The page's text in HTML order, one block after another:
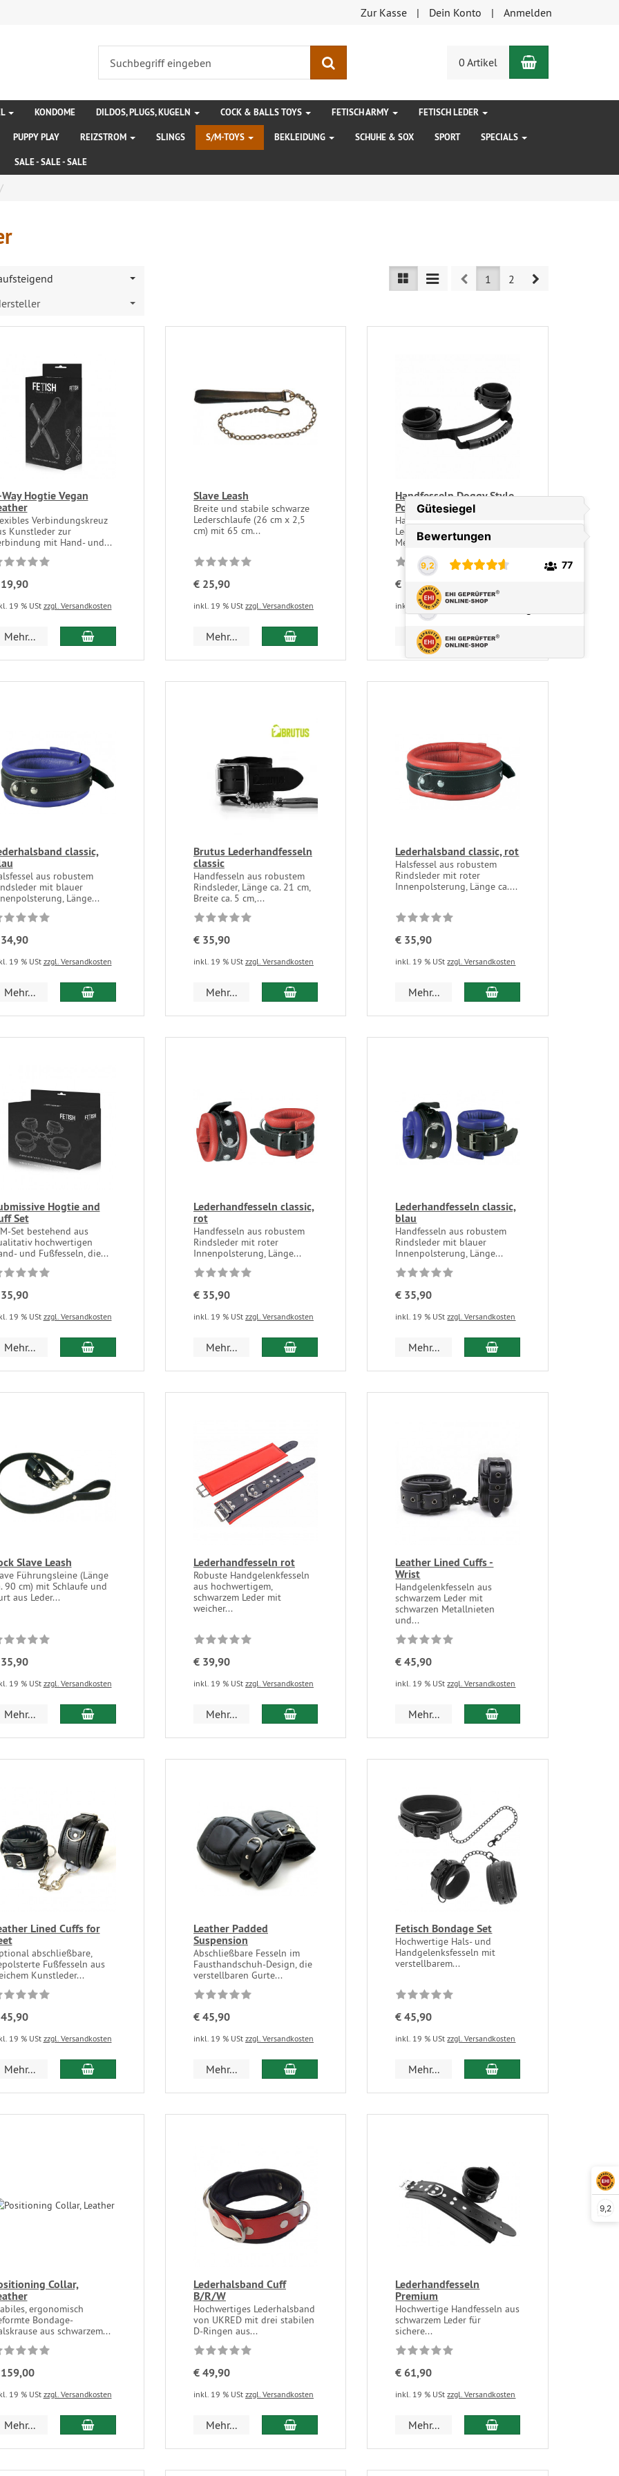
9,2
Zur Kasse Dein Konto Anmelden
0 Artikel Warenkorb
KONDOME DILDOS, PLUGS, KUGELN COCK & BALLS TOYS FETISCH ARMY FETISCH LEDER
PUPPY PLAY REIZSTROM SLINGS S/M-TOYS BEKLEIDUNG SCHUHE & SOX SPORT SPECIALS
SALE - SALE - SALE
Prev1 2 Next
Hogtie Vegan
Verbindungskreuz
Kunstleder zur
mit Hand- und...
19 % USt zzgl. Versandkosten
Mehr...
Slave Leash
Breite und stabile schwarze
Lederschlaufe (26 cm x 2,5
cm) mit 65 cm...
€ 25,90
inkl. 19 % USt zzgl. Versandkosten
Mehr...
Handfesseln Doggy Style
Position Strap
Handfesseln aus veganem
Leder und nickelfreiem
Metall, doppellagig,...
€ 29,90
inkl. 19 % UStzzgl. Versandkosten
Mehr...
classic,
aus robustem
mit blauer
Länge...
19 % USt zzgl. Versandkosten
Mehr...
Brutus Lederhandfesseln
classic
Handfesseln aus robustem
Rindsleder, Länge ca. 21 cm,
Breite ca. 5 cm,...
€ 35,90
inkl. 19 % USt zzgl. Versandkosten
Mehr...
Lederhalsband classic, rot
Halsfessel aus robustem
Rindsleder mit roter
Innenpolsterung, Länge ca....
€ 35,90
inkl. 19 % UStzzgl. Versandkosten
Mehr...
Hogtie and
Set
Set bestehend aus
hochwertigen
und Fußfesseln, die...
19 % USt zzgl. Versandkosten
Mehr...
Lederhandfesseln classic,
rot
Handfesseln aus robustem
Rindsleder mit roter
Innenpolsterung, Länge...
€ 35,90
inkl. 19 % USt zzgl. Versandkosten
Mehr...
Lederhandfesseln classic,
blau
Handfesseln aus robustem
Rindsleder mit blauer
Innenpolsterung, Länge...
€ 35,90
inkl. 19 % UStzzgl. Versandkosten
Mehr...
Slave Leash
Führungsleine (Länge
90 cm) mit Schlaufe und
aus Leder...
19 % USt zzgl. Versandkosten
Mehr...
Lederhandfesseln rot
Robuste Handgelenkfesseln
aus hochwertigem,
schwarzem Leder mit
weicher...
€ 39,90
inkl. 19 % USt zzgl. Versandkosten
Mehr...
Leather Lined Cuffs -
Wrist
Handgelenkfesseln aus
schwarzem Leder mit
schwarzen Metallnieten
und...
€ 45,90
inkl. 19 % UStzzgl. Versandkosten
Mehr...
Lined Cuffs for
abschließbare,
Fußfesseln aus
Kunstleder...
19 % USt zzgl. Versandkosten
Mehr...
Leather Padded
Suspension
Abschließbare Fesseln im
Fausthandschuh-Design, die
verstellbaren Gurte...
€ 45,90
inkl. 19 % USt zzgl. Versandkosten
Mehr...
Fetisch Bondage Set
Hochwertige Hals- und
Handgelenksfesseln mit
verstellbarem...
€ 45,90
inkl. 19 % UStzzgl. Versandkosten
Mehr...
Collar,
ergonomisch
Bondage-
aus schwarzem...
19 % USt zzgl. Versandkosten
Mehr...
Lederhalsband Cuff
B/R/W
Hochwertiges Lederhalsband
von UKRED mit drei stabilen
D-Ringen aus...
€ 49,90
inkl. 19 % USt zzgl. Versandkosten
Mehr...
Lederhandfesseln
Premium
Hochwertige Handfesseln aus
schwarzem Leder für
sichere...
€ 61,90
inkl. 19 % UStzzgl. Versandkosten
Mehr...